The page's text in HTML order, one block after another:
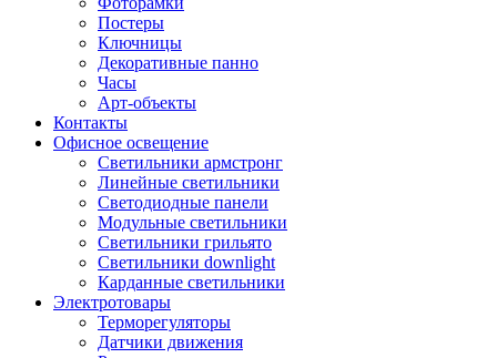
Постеры
Ключницы
Декоративные панно
Часы
Арт-объекты
Контакты
Офисное освещение
Светильники армстронг
Линейные светильники
Светодиодные панели
Модульные светильники
Светильники грильято
Светильники downlight
Карданные светильники
Электротовары
Терморегуляторы
Датчики движения